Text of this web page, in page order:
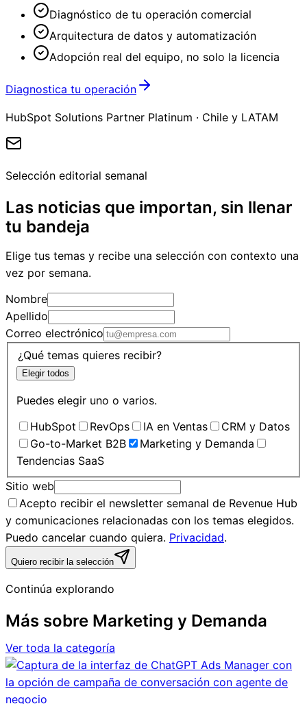
Diagnóstico de tu operación comercial
Arquitectura de datos y automatización
Adopción real del equipo, no solo la licencia
Diagnostica tu operación
HubSpot Solutions Partner Platinum · Chile y LATAM
Selección editorial semanal
Las noticias que importan, sin llenar
tu bandeja
Elige tus temas y recibe una selección con contexto una
vez por semana.
Nombre
Apellido
Correo electrónico
¿Qué temas quieres recibir?
Elegir todos
Puedes elegir uno o varios.
HubSpot
RevOps IA en Ventas
CRM y Datos
Go-to-Market B2B
Marketing y Demanda
Tendencias SaaS
Sitio web
Acepto recibir el newsletter semanal de Revenue Hub
y comunicaciones relacionadas con los temas elegidos.
Puedo cancelar cuando quiera. Privacidad.
Quiero recibir la selección
Continúa explorando
Más sobre Marketing y Demanda
Ver toda la categoría